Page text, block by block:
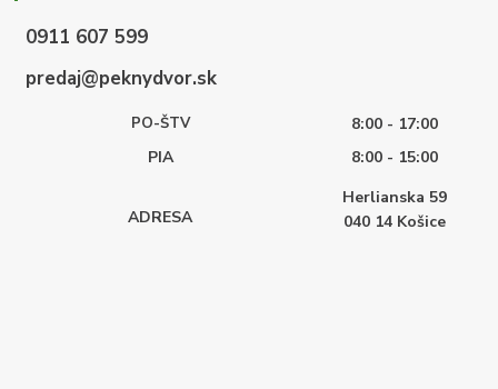
0911 607 599
predaj@peknydvor.sk
PO-ŠTV
8:00 - 17:00
PIA
8:00 - 15:00
ADRESA
Herlianska 59
040 14 Košice